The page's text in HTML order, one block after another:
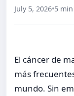
July 5, 2026•5
El cáncer de
más
mundo. Sin